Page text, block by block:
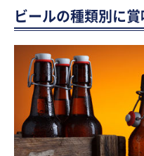
ビールの種類別に